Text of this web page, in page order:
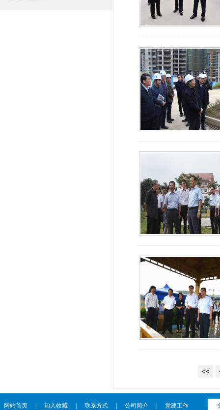
<<
网站首页 加入收藏 联系方式 公司简介 党建工作